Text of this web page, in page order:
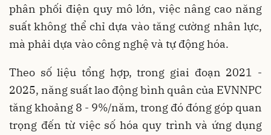
phân phối điện quy mô lớn, việc nâng cao năng
suất không thể chỉ dựa vào tăng cường nhân lực,
mà phải dựa vào công nghệ và tự động hóa.
Theo số liệu tổng hợp, trong giai đoạn 2021 -
2025, năng suất lao động bình quân của EVNNPC
tăng khoảng 8 - 9%/năm, trong đó đóng góp quan
trọng đến từ việc số hóa quy trình và ứng dụng